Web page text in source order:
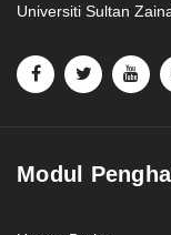
Universiti Sultan
Modul